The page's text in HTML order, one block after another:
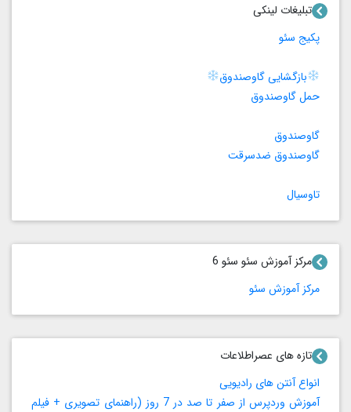
تبلیغات لینکی
پکیج سئو
بازگشایی گاوصندوق
حمل گاوصندوق
گاوصندوق
گاوصندوق ضدسرقت
تاوسیال
مرکز آموزش سئو سئو 6
مرکز آموزش سئو
تازه های عصراطلاعات
انواع آنتن های رادیویی
آموزش وردپرس از صفر تا صد در 7 روز (راهنمای تصویری + فیلم